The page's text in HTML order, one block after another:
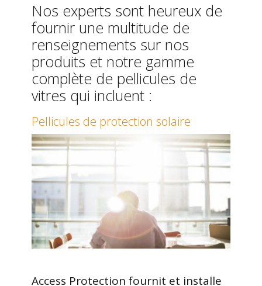
Nos experts sont heureux de
fournir une multitude de
renseignements sur nos
produits et notre gamme
complète de pellicules de
vitres qui incluent :
Pellicules de protection solaire
Access Protection fournit et installe